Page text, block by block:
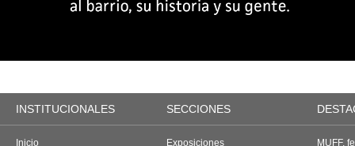
INSTITUCIONALES SECCIONES
Inicio
Exposiciones
MUFF,